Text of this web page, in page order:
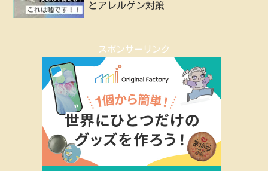
とアレルゲン対策
スポンサーリンク